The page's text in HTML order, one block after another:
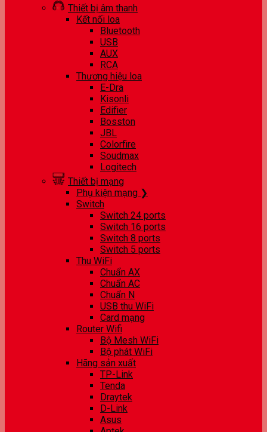
Thiết bị âm thanh
Kết nối loa
Bluetooth
USB
AUX
RCA
Thương hiệu loa
E-Dra
Kisonli
Edifier
Bosston
JBL
Colorfire
Soudmax
Logitech
Thiết bị mạng
Phụ kiện mạng ❯
Switch
Switch 24 ports
Switch 16 ports
Switch 8 ports
Switch 5 ports
Thu WiFi
Chuẩn AX
Chuẩn AC
Chuẩn N
USB thu WiFi
Card mạng
Router Wifi
Bộ Mesh WiFi
Bộ phát WiFi
Hãng sản xuất
TP-Link
Tenda
Draytek
D-Link
Asus